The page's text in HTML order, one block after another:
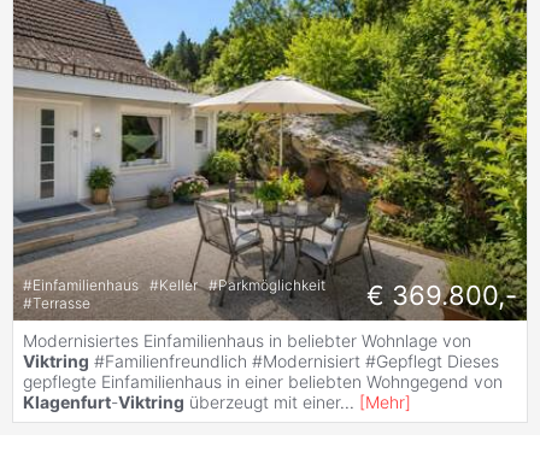
#Einfamilienhaus #Keller #Parkmöglichkeit
#Terrasse € 369.800,-
Modernisiertes Einfamilienhaus in beliebter Wohnlage von
Viktring #Familienfreundlich #Modernisiert #Gepflegt Dieses
gepflegte Einfamilienhaus in einer beliebten Wohngegend von
Klagenfurt-Viktring überzeugt mit einer... [Mehr]